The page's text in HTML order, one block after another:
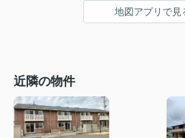
地図アプリで見
近隣の物件